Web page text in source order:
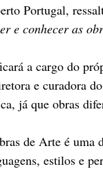
Portugal,
e conhecer as
a cargo do
e curadora
já que obras
de Arte é uma
estilos e